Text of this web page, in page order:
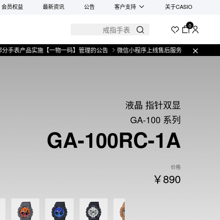
会员权益 最新资讯 公告 客户支持 关于CASIO
0
品实施【一物一码】管理的公告 微信小程序上线售后服务公告 关于部分手表
液晶 指针双显
GA-100 系列
GA-100RC-1A
价格
￥890